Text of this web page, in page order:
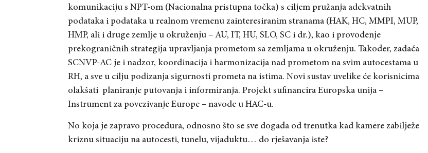
komunikaciju s NPT-om (Nacionalna pristupna točka) s ciljem pružanja adekvatnih
podataka i podataka u realnom vremenu zainteresiranim stranama (HAK, HC, MMPI, MUP,
HMP, ali i druge zemlje u okruženju – AU, IT, HU, SLO, SC i dr.), kao i provođenje
prekograničnih strategija upravljanja prometom sa zemljama u okruženju. Također, zadaća
SCNVP-AC je i nadzor, koordinacija i harmonizacija nad prometom na svim autocestama u
RH, a sve u cilju podizanja sigurnosti prometa na istima. Novi sustav uvelike će korisnicima
olakšati planiranje putovanja i informiranja. Projekt sufinancira Europska unija –
Instrument za povezivanje Europe – navode u HAC-u.
No koja je zapravo procedura, odnosno što se sve događa od trenutka kad kamere zabilježe
kriznu situaciju na autocesti, tunelu, vijaduktu… do rješavanja iste?